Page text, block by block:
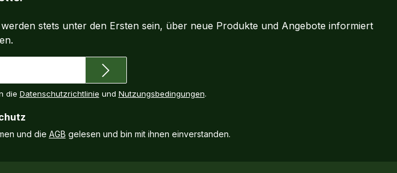
stets unter den Ersten sein, über neue Produkte und Angebote informiert
die Datenschutzrichtlinie und Nutzungsbedingungen.
und die AGB gelesen und bin mit ihnen einverstanden.